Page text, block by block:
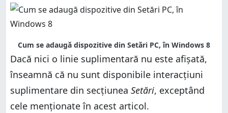
Cum se adaugă dispozitive din Setări PC, în Windows 8
Dacă nici o linie suplimentară nu este afișată,
înseamnă că nu sunt disponibile interacțiuni
suplimentare din secțiunea Setări, exceptând
cele menționate în acest articol.